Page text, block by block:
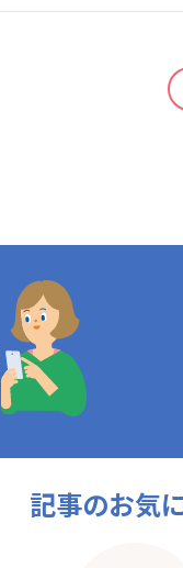
記事のお気